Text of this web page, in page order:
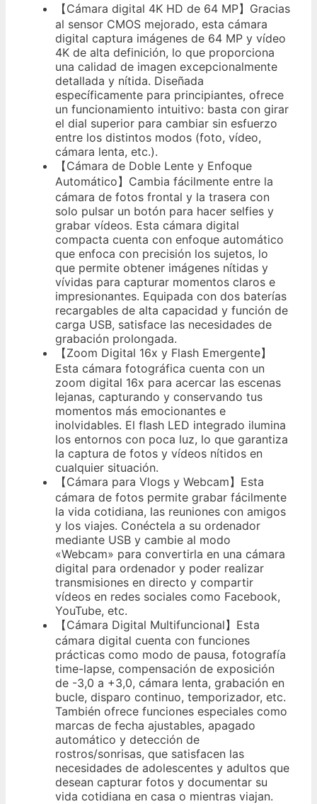
【Cámara digital 4K HD de 64 MP】Gracias
al sensor CMOS mejorado, esta cámara
digital captura imágenes de 64 MP y vídeo
4K de alta definición, lo que proporciona
una calidad de imagen excepcionalmente
detallada y nítida. Diseñada
específicamente para principiantes, ofrece
un funcionamiento intuitivo: basta con girar
el dial superior para cambiar sin esfuerzo
entre los distintos modos (foto, vídeo,
cámara lenta, etc.).
【Cámara de Doble Lente y Enfoque
Automático】Cambia fácilmente entre la
cámara de fotos frontal y la trasera con
solo pulsar un botón para hacer selfies y
grabar vídeos. Esta cámara digital
compacta cuenta con enfoque automático
que enfoca con precisión los sujetos, lo
que permite obtener imágenes nítidas y
vívidas para capturar momentos claros e
impresionantes. Equipada con dos baterías
recargables de alta capacidad y función de
carga USB, satisface las necesidades de
grabación prolongada.
【Zoom Digital 16x y Flash Emergente】
Esta cámara fotográfica cuenta con un
zoom digital 16x para acercar las escenas
lejanas, capturando y conservando tus
momentos más emocionantes e
inolvidables. El flash LED integrado ilumina
los entornos con poca luz, lo que garantiza
la captura de fotos y vídeos nítidos en
cualquier situación.
【Cámara para Vlogs y Webcam】Esta
cámara de fotos permite grabar fácilmente
la vida cotidiana, las reuniones con amigos
y los viajes. Conéctela a su ordenador
mediante USB y cambie al modo
«Webcam» para convertirla en una cámara
digital para ordenador y poder realizar
transmisiones en directo y compartir
vídeos en redes sociales como Facebook,
YouTube, etc.
【Cámara Digital Multifuncional】Esta
cámara digital cuenta con funciones
prácticas como modo de pausa, fotografía
time-lapse, compensación de exposición
de -3,0 a +3,0, cámara lenta, grabación en
bucle, disparo continuo, temporizador, etc.
También ofrece funciones especiales como
marcas de fecha ajustables, apagado
automático y detección de
rostros/sonrisas, que satisfacen las
necesidades de adolescentes y adultos que
desean capturar fotos y documentar su
vida cotidiana en casa o mientras viajan.